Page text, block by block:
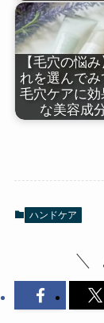
【毛穴の悩み
れを選んでみ
毛穴ケアに効
な美容成
ハンドケア